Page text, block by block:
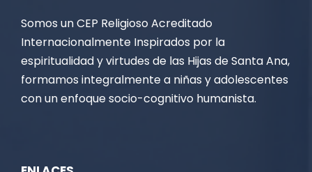
Somos un CEP Religioso Acreditado
Internacionalmente Inspirados por la
espiritualidad y virtudes de las Hijas de Santa Ana,
formamos integralmente a niñas y adolescentes
con un enfoque socio-cognitivo humanista.